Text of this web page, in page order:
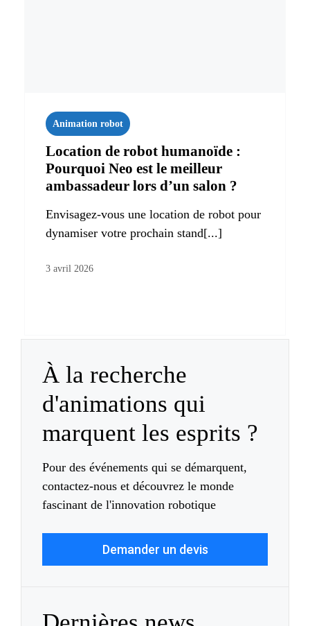
Animation robot
Location de robot humanoïde :
Pourquoi Neo est le meilleur
ambassadeur lors d’un salon ?
Envisagez-vous une location de robot pour
dynamiser votre prochain stand[...]
3 avril 2026
À la recherche
d'animations qui
marquent les esprits ?
Pour des événements qui se démarquent,
contactez-nous et découvrez le monde
fascinant de l'innovation robotique
Demander un devis